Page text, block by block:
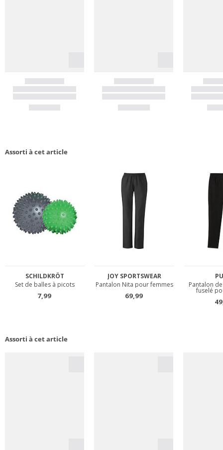
Assorti à cet article
Assorti à cet article